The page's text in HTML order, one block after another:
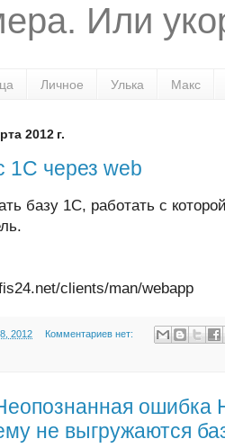
Или
Личное Улька Макс
2012 г.
1С через web
базу 1С, работать с
clients/man/webapp
2012 Комментариев нет:
ошибка
не выгружаются